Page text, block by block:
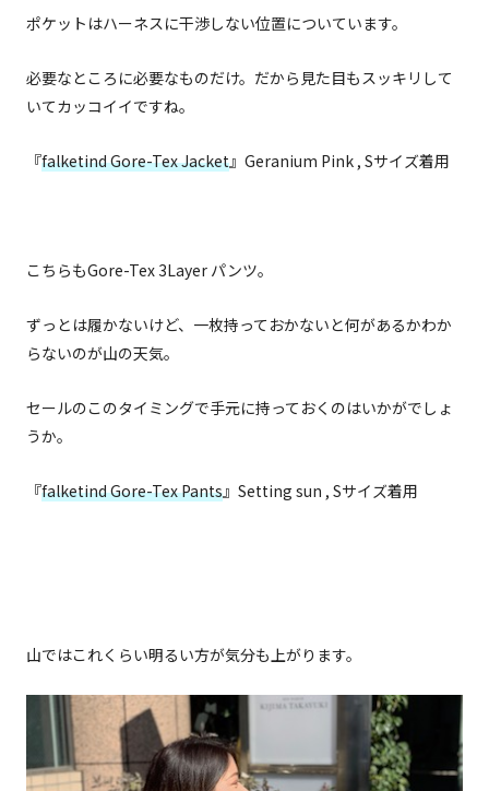
ポケットはハーネスに干渉しない位置についています。
必要なところに必要なものだけ。だから見た目もスッキリして
いてカッコイイですね。
『falketind Gore-Tex Jacket』Geranium Pink , Sサイズ着用
こちらもGore-Tex 3Layer パンツ。
ずっとは履かないけど、一枚持っておかないと何があるかわか
らないのが山の天気。
セールのこのタイミングで手元に持っておくのはいかがでしょ
うか。
『falketind Gore-Tex Pants』Setting sun , Sサイズ着用
山ではこれくらい明るい方が気分も上がります。